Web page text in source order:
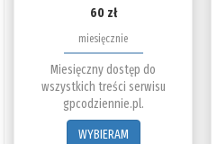
60 zł
miesięcznie
Miesięczny dostęp do
wszystkich treści serwisu
gpcodziennie.pl.
WYBIERAM